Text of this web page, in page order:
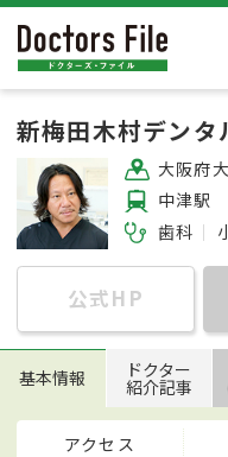
新梅田木村デンタ
大阪府大阪
中津駅
歯科
公式HP
基本情報 ドクター
紹介記事
アクセス